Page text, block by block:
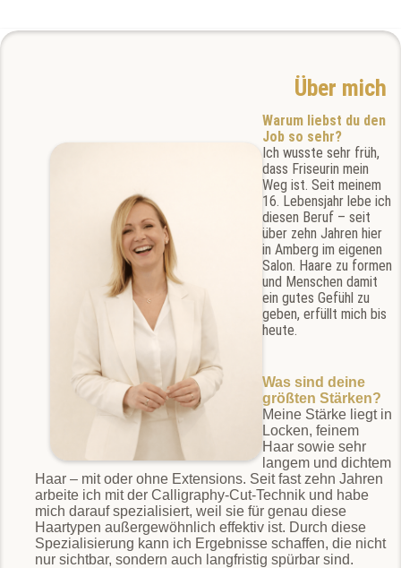
Über mich
Warum liebst du den
Job so sehr?
Ich wusste sehr früh,
dass Friseurin mein
Weg ist. Seit meinem
16. Lebensjahr lebe ich
diesen Beruf – seit
über zehn Jahren hier
in Amberg im eigenen
Salon. Haare zu formen
und Menschen damit
ein gutes Gefühl zu
geben, erfüllt mich bis
heute.
Was sind deine
größten Stärken?
Meine Stärke liegt in
Locken, feinem
Haar sowie sehr
langem und dichtem
Haar – mit oder ohne Extensions. Seit fast zehn Jahren
arbeite ich mit der Calligraphy-Cut-Technik und habe
mich darauf spezialisiert, weil sie für genau diese
Haartypen außergewöhnlich effektiv ist. Durch diese
Spezialisierung kann ich Ergebnisse schaffen, die nicht
nur sichtbar, sondern auch langfristig spürbar sind.